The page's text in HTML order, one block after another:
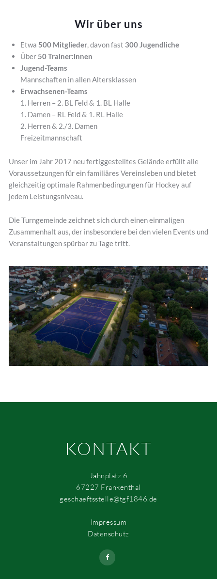
Wir über uns
Etwa 500 Mitglieder, davon fast 300 Jugendliche
Über50 Trainer:innen
Jugend-Teams
Mannschaften in allen Altersklassen
Erwachsenen-Teams
1. Herren – 2. BL Feld & 1. BL Halle
1. Damen – RL Feld & 1. RL Halle
2. Herren & 2./3. Damen
Freizeitmannschaft
Unser im Jahr 2017 neu fertiggestelltes Gelände erfüllt alle
Voraussetzungen für ein familiäres Vereinsleben und bietet
gleichzeitig optimale Rahmenbedingungen für Hockey auf
jedem Leistungsniveau.
Die Turngemeinde zeichnet sich durch einen einmaligen
Zusammenhalt aus, der insbesondere bei den vielen Events und
Veranstaltungen spürbar zu Tage tritt.
KONTAKT
Jahnplatz 6
67227 Frankenthal
geschaeftsstelle@tgf1846.de
Impressum
Datenschutz